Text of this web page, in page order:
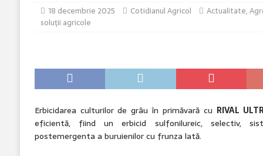
18 decembrie 2025 Cotidianul Agricol Actualitate,
soluţii agricole
Erbicidarea culturilor de grâu în primăvară cu RIVAL
eficientă, fiind un erbicid sulfonilureic, selectiv,
postemergenta a buruienilor cu frunza lată.